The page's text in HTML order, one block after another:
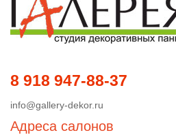
8 918 947-88-37
info@gallery-dekor.ru
Адреса салонов